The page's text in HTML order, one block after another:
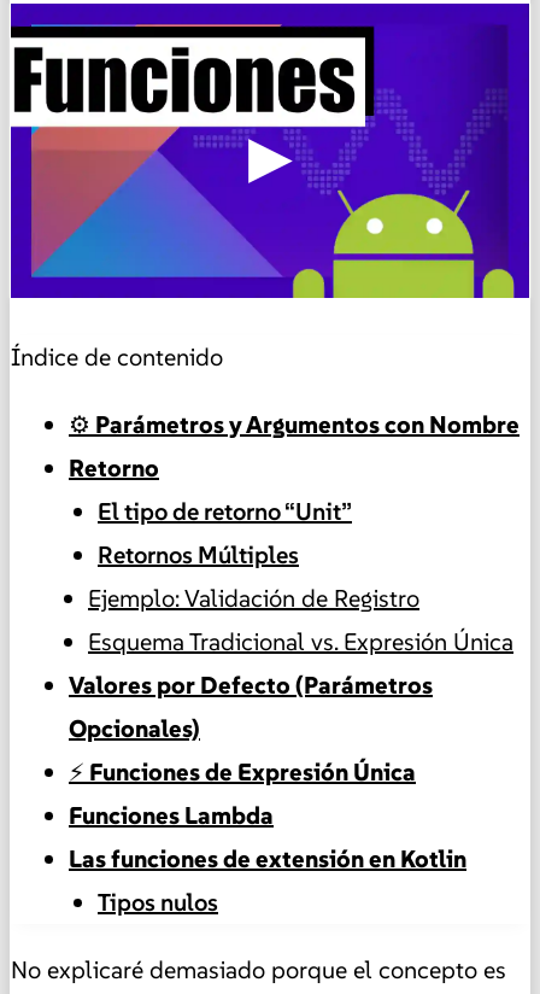
▶
Índice de contenido
⚙️ Parámetros y Argumentos con Nombre
Retorno
El tipo de retorno “Unit”
Retornos Múltiples
Ejemplo: Validación de Registro
Esquema Tradicional vs. Expresión Única
Valores por Defecto (Parámetros
Opcionales)
⚡ Funciones de Expresión Única
Funciones Lambda
Las funciones de extensión en Kotlin
Tipos nulos
No explicaré demasiado porque el concepto es